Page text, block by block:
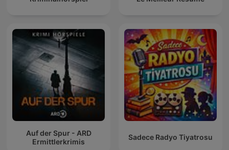
Auf der Spur - ARD
Ermittlerkrimis
Sadece Radyo Tiyatrosu